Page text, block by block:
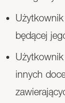
będącej
innych